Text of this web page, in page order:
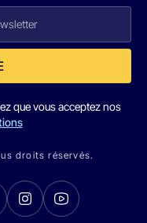
que vous acceptez nos
droits réservés.